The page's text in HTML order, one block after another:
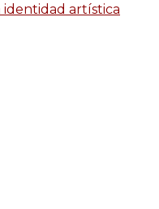
identidad artística